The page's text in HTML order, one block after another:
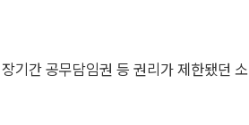
기간 공무담임권 등 권리가 제한됐던 소